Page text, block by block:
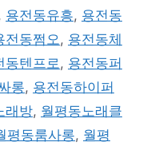
용전동유흥, 용전동
전동쩜오, 용전동체
동텐프로, 용전동퍼
롱, 용전동하이퍼
래방, 월평동노래클
평동룸사롱, 월평